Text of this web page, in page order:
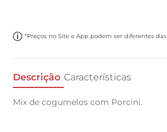
*Preços no Site e App podem ser diferentes das
Descrição Características
Mix de cogumelos com Porcini.